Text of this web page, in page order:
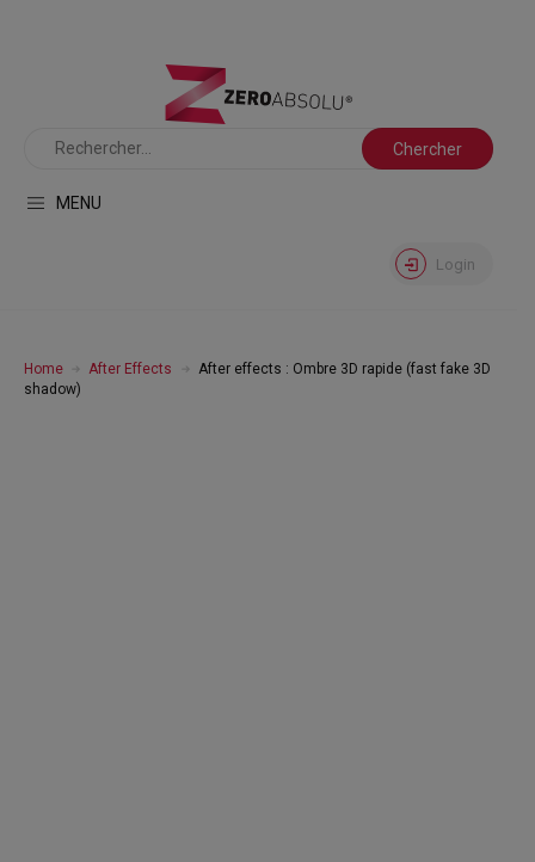
MENU
Login
Home After Effects
After effects : Ombre 3D rapide (fast fake 3D
shadow)